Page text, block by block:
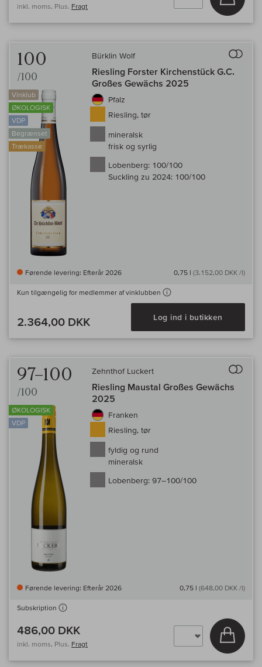
inkl. moms, Plus. Fragt
100
/100
Vinklub
ØKOLOGISK
VDP
Begrænset
Trækasse
Bürklin Wolf
Riesling Forster Kirchenstück G.C.
Großes Gewächs 2025
Pfalz
Riesling, tør
mineralsk
frisk og syrlig
Lobenberg: 100/100
Suckling zu 2024: 100/100
Førende levering: Efterår 2026 0,75 l (3.152,00 DKK /l)
Kun tilgængelig for medlemmer af vinklubben
2.364,00 DKK Log ind i butikken
97–100
/100
ØKOLOGISK
VDP
Zehnthof Luckert
Riesling Maustal Großes Gewächs
2025
Franken
Riesling, tør
fyldig og rund
mineralsk
Lobenberg: 97–100/100
Førende levering: Efterår 2026 0,75 l (648,00 DKK /l)
Subskription
486,00 DKK
inkl. moms, Plus. Fragt
Læg i